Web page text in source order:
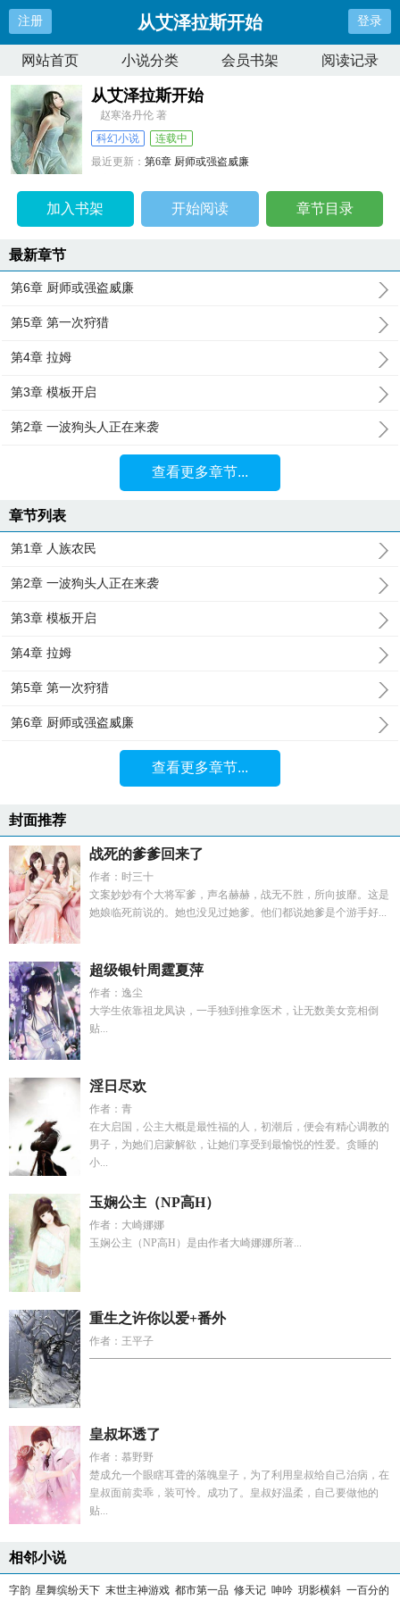
注册 从艾泽拉斯开始 登录
网站首页 小说分类 会员书架 阅读记录
从艾泽拉斯开始
赵寒洛丹伦 著
科幻小说
连载中
最近更新：第6章 厨师或强盗威廉
加入书架 开始阅读 章节目录
最新章节
第6章 厨师或强盗威廉
第5章 第一次狩猎
第4章 拉姆
第3章 模板开启
第2章 一波狗头人正在来袭
查看更多章节...
章节列表
第1章 人族农民
第2章 一波狗头人正在来袭
第3章 模板开启
第4章 拉姆
第5章 第一次狩猎
第6章 厨师或强盗威廉
查看更多章节...
封面推荐
战死的爹爹回来了
作者：时三十
文案妙妙有个大将军爹，声名赫赫，战无不胜，所向披靡。这是
她娘临死前说的。她也没见过她爹。他们都说她爹是个游手好...
超级银针周霆夏萍
作者：逸尘
大学生依靠祖龙凤诀，一手独到推拿医术，让无数美女竞相倒
贴...
淫日尽欢
作者：青
在大启国，公主大概是最性福的人，初潮后，便会有精心调教的
男子，为她们启蒙解欲，让她们享受到最愉悦的性爱。贪睡的
小...
玉娴公主（NP高H）
作者：大崎娜娜
玉娴公主（NP高H）是由作者大崎娜娜所著...
重生之许你以爱+番外
作者：王平子
皇叔坏透了
作者：慕野野
楚成允一个眼瞎耳聋的落魄皇子，为了利用皇叔给自己治病，在
皇叔面前卖乖，装可怜。成功了。皇叔好温柔，自己要做他的
贴...
相邻小说
字韵 星舞缤纷天下 末世主神游戏 都市第一品 修天记 呻吟 玥影横斜 一百分的